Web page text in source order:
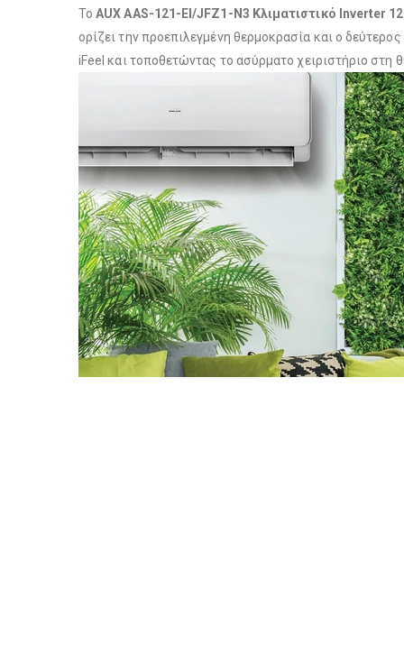
ΤοAUX AAS-121-EI/JFZ1-N3 Κλιματιστικό Inverter
ορίζει την προεπιλεγμένη θερμοκρασία και ο
iFeel και τοποθετώντας το ασύρματο χειριστήριο στη